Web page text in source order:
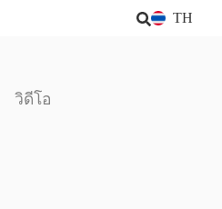
TH
วิดีโอ